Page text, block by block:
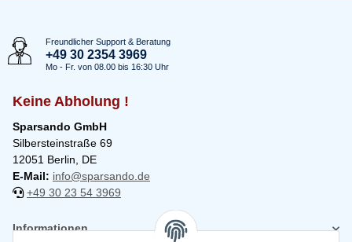
Freundlicher Support & Beratung
+49 30 2354 3969
Mo - Fr. von 08.00 bis 16:30 Uhr
Keine Abholung !
Sparsando GmbH
Silbersteinstraße 69
12051 Berlin, DE
E-Mail: info@sparsando.de
+49 30 23 54 3969
Informationen